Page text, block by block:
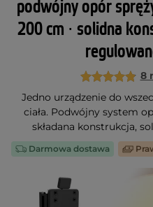
podwójny opór
200 cm ∙ solidna
8
Jedno urządzenie do
ciała. Podwójny system
składana konstrukcja,
Darmowa dostawa